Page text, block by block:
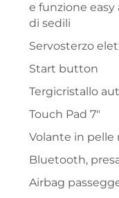
e funzione easy
di sedili
Servosterzo
Start button
Tergicristallo
Touch Pad 7″
Volante in pelle
Bluetooth,
Airbag